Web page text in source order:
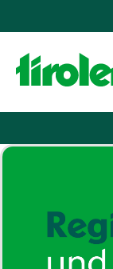
Service
Meine TIROLER